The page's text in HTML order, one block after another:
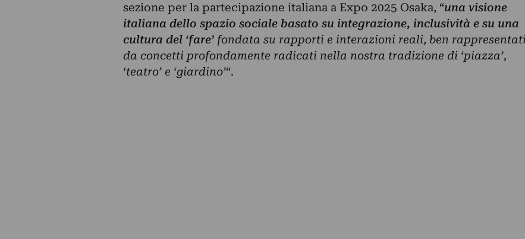
sezione per la partecipazione italiana a Expo 2025 Osaka, “una visione
italiana dello spazio sociale basato su integrazione, inclusività e su una
cultura del ‘fare’fondata su rapporti e interazioni reali, ben rappresentati
da concetti profondamente radicati nella nostra tradizione di ‘piazza’,
‘teatro’ e ‘giardino’“.